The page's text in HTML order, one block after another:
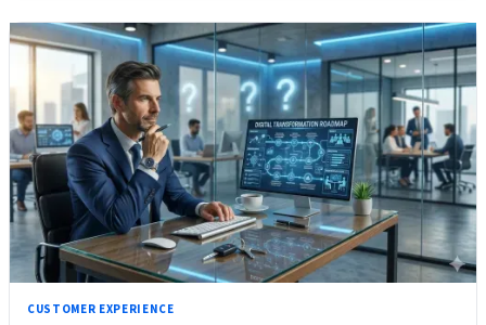
CUSTOMER EXPERIENCE